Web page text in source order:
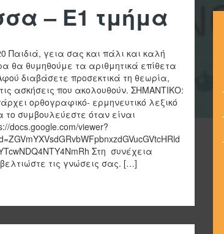
– Ε1 τμήμα
Παιδιά, γεια σας και πάλι και καλή
θα θυμηθούμε τα αριθμητικά επίθετα
διαβάσετε προσεκτικά τη θεωρία,
ασκήσεις που ακολουθούν. ΣΗΜΑΝΤΙΚΟ:
ορθογραφικό- ερμηνευτικό λεξικό
συμβουλεύεστε όταν είναι
docs.google.com/viewer?
Στη συνέχεια
τις γνώσεις σας. […]